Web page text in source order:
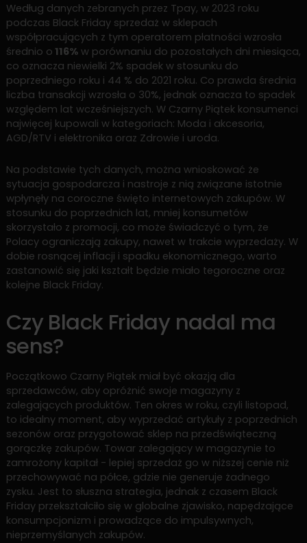
Według danych zebranych przez Tpay, w 2023 roku
podczas Black Friday sprzedaż w sklepach
współpracujących z tym operatorem płatności wzrosła
średnio o 116%w porównaniu do pozostałych dni miesiąca,
co oznacza niewielki 2% spadek w stosunku do
poprzedniego roku i 44 % do 2021 roku. Co prawda średnia
liczba transakcji wzrosła o 30%, jednak oznacza to spadek
względem lat wcześniejszych. W Czarny Piątek konsumenci
najwięcej kupowali w kategoriach: Moda i akcesoria,
AGD/RTV i elektronika oraz Zdrowie i uroda.
Na podstawie tych danych, można wnioskować że
sytuacja gospodarcza i nastroje z nią związane istotnie
wpłynęły na coroczne święto internetowych zakupów. W
stosunku do poprzednich lat, mniej konsumetów
skorzystało z promocji, co może świadczyć o tym, że
Polacy ograniczają zakupy, nawet w trakcie wyprzedaży. W
dobie rosnącej inflacji i spadku ekonomicznego, warto
zastanowić się jaki kształt będzie miało tegoroczne oraz
kolejne Black Friday.
Czy Black Friday nadal ma
sens?
Początkowo Czarny Piątek miał być okazją dla
sprzedawców, aby opróżnić swoje magazyny z
zalegających produktów. Ten okres w roku, czyli listopad,
to idealny moment, aby wyprzedać artykuły z poprzednich
sezonów oraz przygotować sklep na przedświąteczną
gorączkę zakupów. Towar zalegający w magazynie to
zamrożony kapitał - lepiej sprzedaż go w niższej cenie niż
przechowywać na półce, gdzie nie generuje żadnego
zysku. Jest to słuszna strategia, jednak z czasem Black
Friday przekształciło się w globalne zjawisko, napędzające
konsumpcjonizm i prowadzące do impulsywnych,
nieprzemyślanych zakupów.